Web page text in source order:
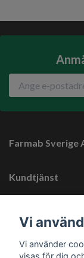
Farmab Sverige
Kundtjänst
Sociala medier
Vi
Vi använder
visas för dig